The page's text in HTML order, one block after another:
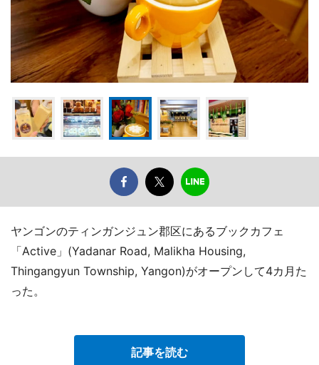
ヤンゴンのティンガンジュン郡区にあるブックカフェ
「Active」(Yadanar Road, Malikha Housing,
Thingangyun Township, Yangon)がオープンして4カ月た
った。
記事を読む